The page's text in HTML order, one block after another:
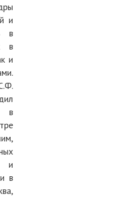
и
в
в
и
в
и
в